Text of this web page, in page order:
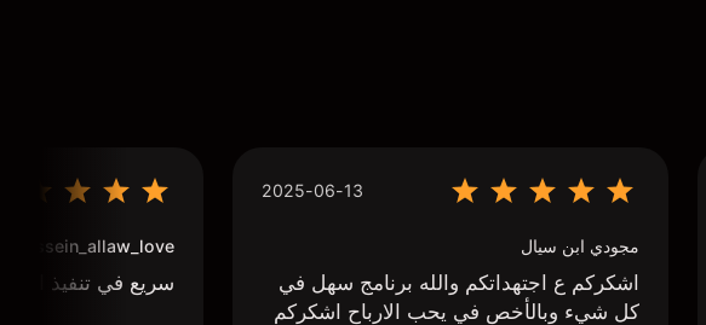
2025-06-13
مجودي ابن سيال
اشكركم ع اجتهداتكم والله برنامج سهل في
كل شيء وبالأخص في يحب الارباح اشكركم
houssein_allaw_love
سريع في تنفيذ